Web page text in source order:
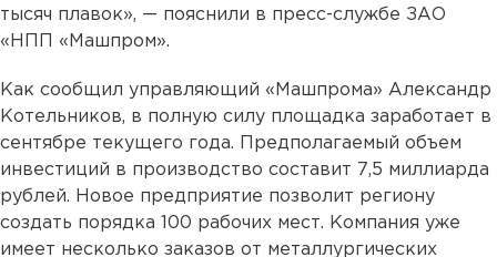
тысяч плавок», — пояснили в пресс-службе ЗАО
«НПП «Машпром».
Как сообщил управляющий «Машпрома» Александр
Котельников, в полную силу площадка заработает в
сентябре текущего года. Предполагаемый объем
инвестиций в производство составит 7,5 миллиарда
рублей. Новое предприятие позволит региону
создать порядка 100 рабочих мест. Компания уже
имеет несколько заказов от металлургических